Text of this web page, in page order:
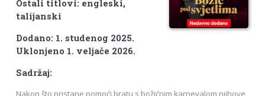
Ostali titlovi: engleski,
talijanski
Dodano: 1. studenog 2025.
Uklonjeno 1. veljače 2026.
Sadržaj:
Nakon što pristane pomoći bratu s božićnim karnevalom njihove